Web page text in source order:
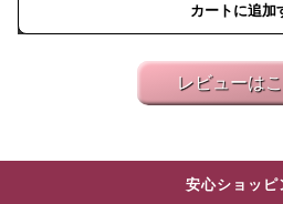
カートに追加
レビューは
安心ショッピ